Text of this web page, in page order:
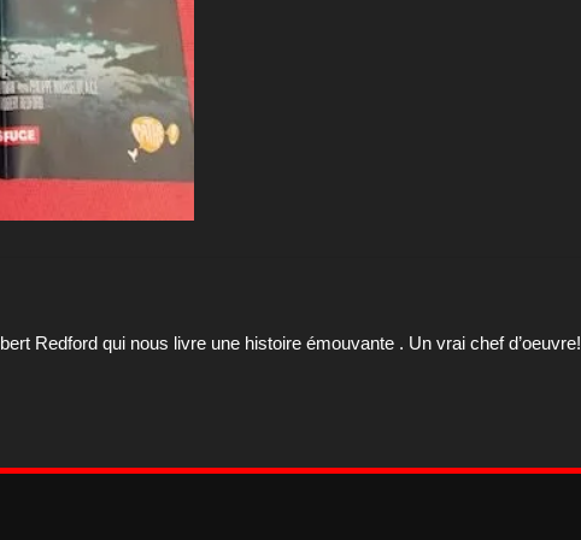
Redford qui nous livre une histoire émouvante . Un vrai chef d’oeuvre!